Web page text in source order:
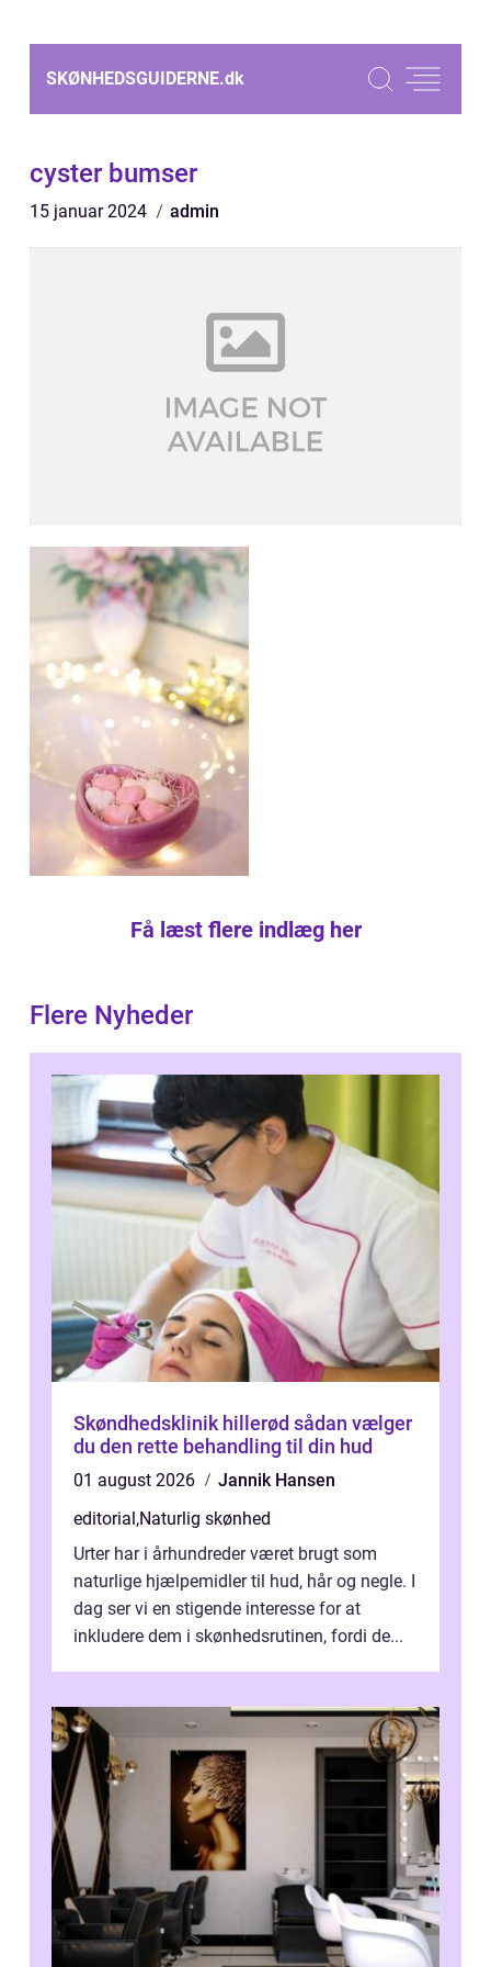
SKØNHEDSGUIDERNE.dk
cyster bumser
15 januar 2024 admin
Få læst flere indlæg her
Flere Nyheder
Skøndhedsklinik hillerød sådan vælger
du den rette behandling til din hud
01 august 2026
Jannik Hansen
editorial,Naturlig skønhed
Urter har i århundreder været brugt som
naturlige hjælpemidler til hud, hår og negle. I
dag ser vi en stigende interesse for at
inkludere dem i skønhedsrutinen, fordi de...